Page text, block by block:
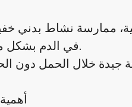
ممارسة نشاط
في الدم بشكل منتظم، والالتزام بتعليمات الرعاية الصحية.